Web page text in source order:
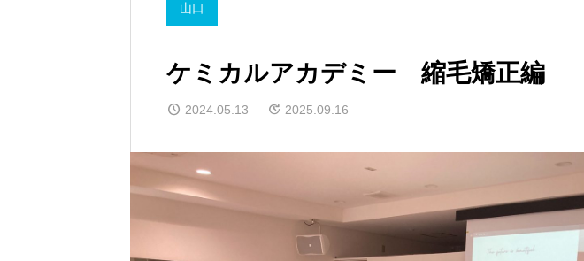
山口
ケミカルアカデミー 縮毛矯正編
2024.05.13 2025.09.16